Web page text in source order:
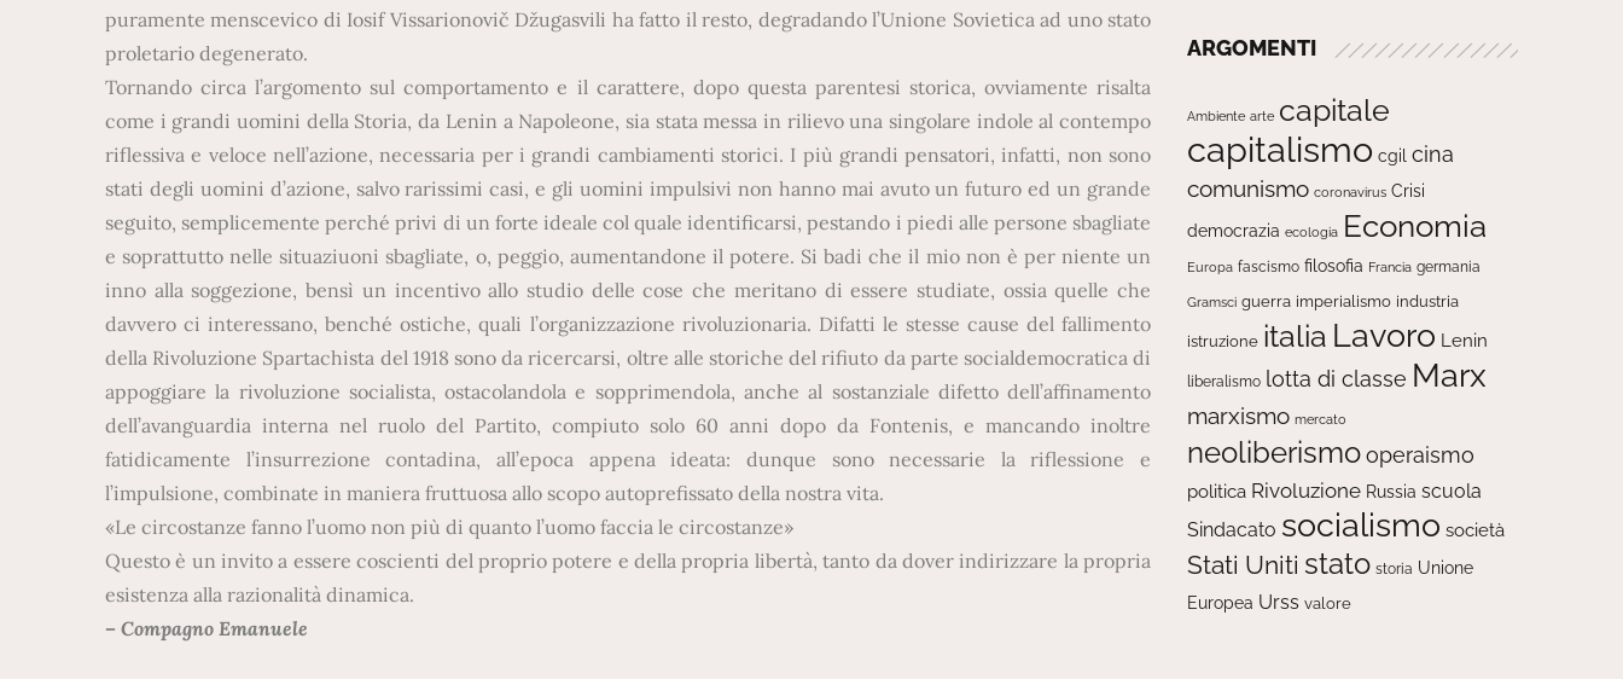
puramente menscevico di Iosif Vissarionovič Džugasvili ha fatto il resto, degradando l’Unione Sovietica ad uno stato
proletario degenerato.
Tornando circa l’argomento sul comportamento e il carattere, dopo questa parentesi storica, ovviamente risalta
come i grandi uomini della Storia, da Lenin a Napoleone, sia stata messa in rilievo una singolare indole al contempo
riflessiva e veloce nell’azione, necessaria per i grandi cambiamenti storici. I più grandi pensatori, infatti, non sono
stati degli uomini d’azione, salvo rarissimi casi, e gli uomini impulsivi non hanno mai avuto un futuro ed un grande
seguito, semplicemente perché privi di un forte ideale col quale identificarsi, pestando i piedi alle persone sbagliate
e soprattutto nelle situaziuoni sbagliate, o, peggio, aumentandone il potere. Si badi che il mio non è per niente un
inno alla soggezione, bensì un incentivo allo studio delle cose che meritano di essere studiate, ossia quelle che
davvero ci interessano, benché ostiche, quali l’organizzazione rivoluzionaria. Difatti le stesse cause del fallimento
della Rivoluzione Spartachista del 1918 sono da ricercarsi, oltre alle storiche del rifiuto da parte socialdemocratica di
appoggiare la rivoluzione socialista, ostacolandola e sopprimendola, anche al sostanziale difetto dell’affinamento
dell’avanguardia interna nel ruolo del Partito, compiuto solo 60 anni dopo da Fontenis, e mancando inoltre
fatidicamente l’insurrezione contadina, all’epoca appena ideata: dunque sono necessarie la riflessione e
l’impulsione, combinate in maniera fruttuosa allo scopo autoprefissato della nostra vita.
«Le circostanze fanno l’uomo non più di quanto l’uomo faccia le circostanze»
Questo è un invito a essere coscienti del proprio potere e della propria libertà, tanto da dover indirizzare la propria
esistenza alla razionalità dinamica.
– Compagno Emanuele
ARGOMENTI
Ambiente arte capitale
capitalismo cgil cina
comunismo coronavirus Crisi
democrazia ecologia Economia
Europa fascismo filosofia Francia germania
Gramsci guerra imperialismo industria
istruzione italia Lavoro Lenin
liberalismo lotta di classe Marx
marxismo mercato
neoliberismooperaismo
politica Rivoluzione Russia scuola
Sindacato socialismo società
Stati Uniti stato storia Unione
Europea Urss valore